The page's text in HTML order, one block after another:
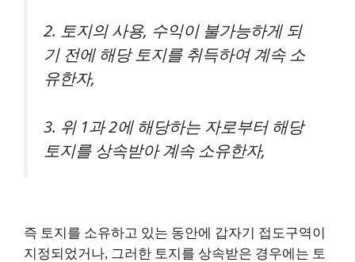
2. 토지의 사용, 수익이 불가능하게 되
기 전에 해당 토지를 취득하여 계속 소
유한자,
3. 위 1과 2에 해당하는 자로부터 해당
토지를 상속받아 계속 소유한자,
즉 토지를 소유하고 있는 동안에 갑자기 접도구역이
지정되었거나, 그러한 토지를 상속받은 경우에는 토